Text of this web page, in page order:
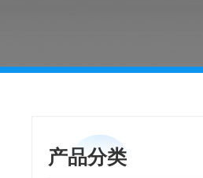
产品分类